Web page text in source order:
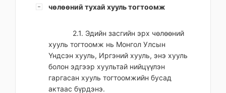
чөлөөний тухай хууль тогтоомж
2.1. Эдийн засгийн эрх чөлөөний
хууль тогтоомж нь Монгол Улсын
Үндсэн хууль, Иргэний хууль, энэ хууль
болон эдгээр хуультай нийцүүлэн
гаргасан хууль тогтоомжийн бусад
актаас бүрдэнэ.